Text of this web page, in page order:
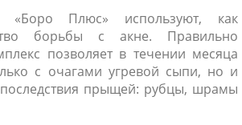
«Боро Плюс» используют, как
борьбы с акне. Правильно
позволяет в течении месяца
с очагами угревой сыпи, но и
прыщей: рубцы, шрамы